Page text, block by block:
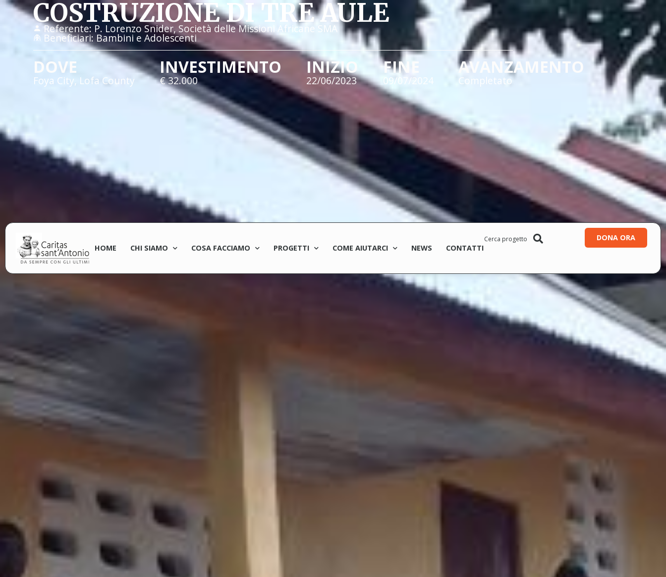
HOME CHI SIAMO COSA FACCIAMO PROGETTI COME AIUTARCI NEWS CONTATTI
DONA ORA
COSTRUZIONE DI TRE AULE
Referente: P. Lorenzo Snider, Società delle Missioni Africane SMA
Beneficiari:Bambini e Adolescenti
DOVE
Foya City, Lofa County
INVESTIMENTO
€ 32.000
INIZIO
22/06/2023
FINE
09/07/2024
AVANZAMENTO
Completato